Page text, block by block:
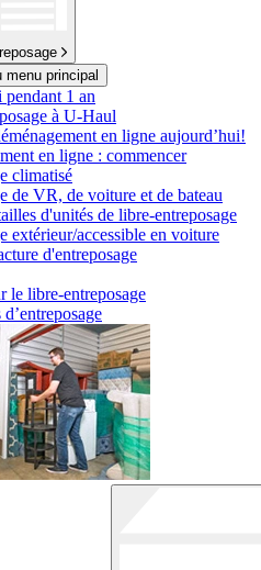
menu principal
1 an
à U-Haul
en ligne aujourd’hui!
en ligne : commencer
climatisé
de VR, de voiture et de bateau
d'unités de libre-entreposage
extérieur/accessible en voiture
d'entreposage
le libre-entreposage